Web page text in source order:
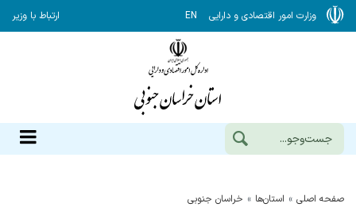
وزارت امور اقتصادی و دارایی EN ارتباط با وزیر
صفحه اصلی استان‌ها خراسان جنوبي